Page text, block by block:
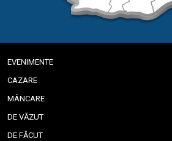
EVENIMENTE
CAZARE
MÂNCARE
DE VĂZUT
DE FĂCUT